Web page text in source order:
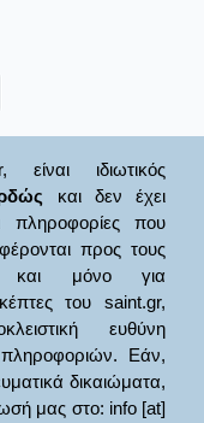
ιδιωτικός
και δεν έχει
που
προς τους
και μόνο για
του saint.gr,
ευθύνη
Εάν,
δικαιώματα,
μας στο: info [at]